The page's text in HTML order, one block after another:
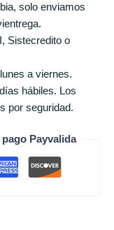
solo enviamos
Sistecredito o
a viernes.
hábiles. Los
por seguridad.
Payvalida